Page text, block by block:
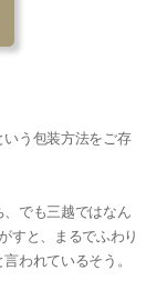
う包装方法をご存
でも三越ではなん
すと、まるでふわり
われているそう。